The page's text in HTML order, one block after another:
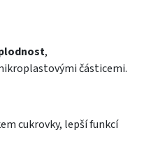
,
částicemi.
cukrovky, lepší funkcí